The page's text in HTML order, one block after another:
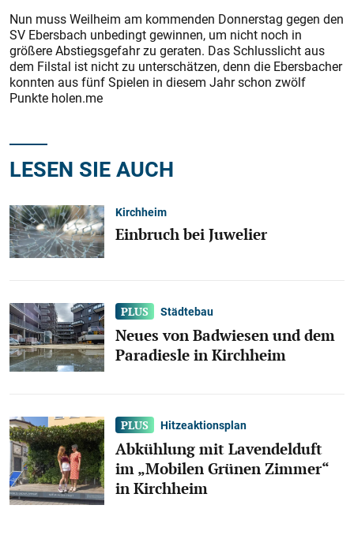
Nun muss Weilheim am kommenden Donnerstag gegen den
SV Ebersbach unbedingt gewinnen, um nicht noch in
größere Abstiegsgefahr zu geraten. Das Schlusslicht aus
dem Filstal ist nicht zu unterschätzen, denn die Ebersbacher
konnten aus fünf Spielen in diesem Jahr schon zwölf
Punkte holen.me
LESEN SIE AUCH
Kirchheim
Einbruch bei Juwelier
Städtebau
Neues von Badwiesen und dem
Paradiesle in Kirchheim
Hitzeaktionsplan
Abkühlung mit Lavendelduft
im „Mobilen Grünen Zimmer“
in Kirchheim